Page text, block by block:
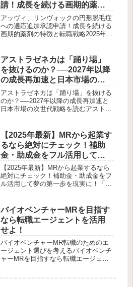
請！成長を続ける画期的薬剤
の特徴と転職戦略
アッヴィ、リンヴォックの円形脱毛症
への適応追加承認申請！成長を続ける
画期的薬剤の特徴と転職戦略2025年、
ブ水和物）」 について、円形脱毛症
を対象とした新たな適応追加の承...
アストラゼネカは「踊り場」
を抜けるのか？──2027年以降
の成長再加速と日本市場の次
世代戦略を読む
アストラゼネカは「踊り場」を抜ける
のか？──2027年以降の成長再加速と
日本市場の次世代戦略を読むアストラ
ています。2025年の国内業績はほぼ横
ばい。タグリッソ、フォシ...
【2025年最新】MRから起業す
るなら絶対にチェック！補助
金・助成金をフル活用して夢
の第一歩を現実に！
【2025年最新】MRから起業するなら
絶対にチェック！補助金・助成金をフ
ル活用して夢の第一歩を現実に！「い
当者）は、実は年々増えています。営
業スキル、医療業界の知識、医師や
薬...
バイオベンチャーMRを目指す
なら転職エージェントを活用
せよ！
バイオベンチャーMR転職のためのエ
ージェント選びを考えるバイオベンチ
ャーMRを目指すなら転職エージェン